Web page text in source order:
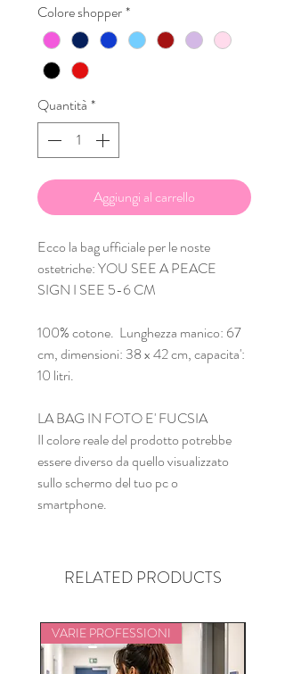
Colore shopper*
Quantità *
Aggiungi al carrello
Ecco la bag ufficiale per le noste
ostetriche: YOU SEE A PEACE
SIGN I SEE 5-6 CM
100% cotone. Lunghezza manico: 67
cm, dimensioni: 38 x 42 cm, capacita':
10 litri.
LA BAG IN FOTO E' FUCSIA
Il colore reale del prodotto potrebbe
essere diverso da quello visualizzato
sullo schermo del tuo pc o
smartphone.
RELATED PRODUCTS
VARIE PROFESSIONI